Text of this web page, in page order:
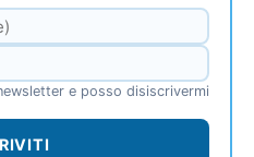
e posso disiscrivermi